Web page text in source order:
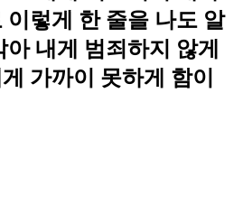
이렇게 한 줄을 나도 알
내게 범죄하지 않게
가까이 못하게 함이